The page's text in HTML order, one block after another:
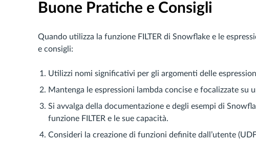
Buone Pratiche e Consigli
Quando utilizza la funzione FILTER di Snowflake e le
e consigli:
Utilizzi nomi significativi per gli argomenti delle
Mantenga le espressioni lambda concise e focalizzate su
Si avvalga della documentazione e degli esempi di
funzione FILTER e le sue capacità.
Consideri la creazione di funzioni definite dall’utente